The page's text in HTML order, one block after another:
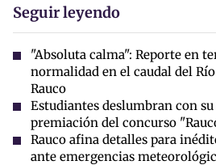
Seguir leyendo
"Absoluta calma": Reporte en
normalidad en el caudal del
Rauco
Estudiantes deslumbran con
premiación del concurso
Rauco afina detalles para
ante emergencias